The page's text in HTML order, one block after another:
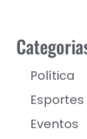
Política
Esportes
Eventos